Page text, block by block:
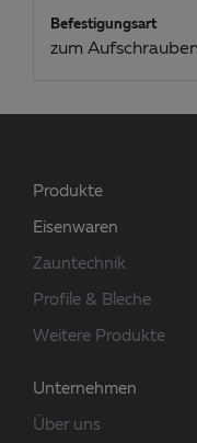
Befestigungsart
zum
Produkte
Eisenwaren
Zauntechnik
Profile & Bleche
Weitere Produkte
Unternehmen
Über uns